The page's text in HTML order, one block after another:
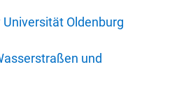
Oldenburg
und